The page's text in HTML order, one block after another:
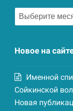
Архив
записей
Новое на
Именной
Сойкинской
Новая